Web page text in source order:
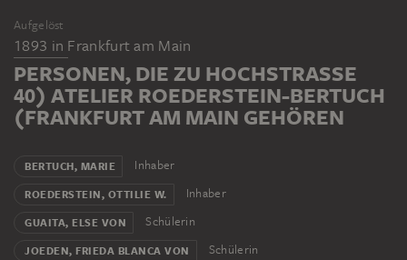
Aufgelöst
1893 in Frankfurt am Main
PERSONEN, DIE ZU HOCHSTRASSE 4
0) ATELIER ROEDERSTEIN-BERTUCH (
FRANKFURT AM MAIN GEHÖREN
BERTUCH, MARIE Inhaber
ROEDERSTEIN, OTTILIE W. Inhaber
GUAITA, ELSE VON Schülerin
JOEDEN, FRIEDA BLANCA VON Schülerin